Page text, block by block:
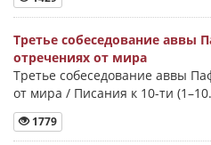
Третье собеседование аввы
отречениях от мира
Третье собеседование аввы
от мира / Писания к 10-ти
1779